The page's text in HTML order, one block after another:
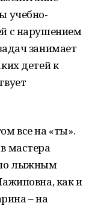
учебно-
с нарушением
занимает
детей к
все на «ты».
мастера
по лыжным
как и
– на